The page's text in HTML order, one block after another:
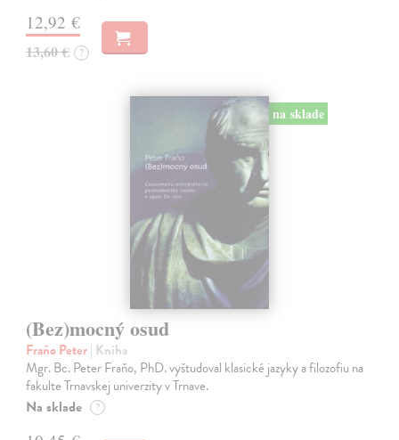
12,92 €
13,60 € ?
na sklade
(Bez)mocný osud
Fraňo Peter| Kniha
Mgr. Bc. Peter Fraňo, PhD. vyštudoval klasické jazyky a filozofiu na
fakulte Trnavskej univerzity v Trnave.
Na sklade ?